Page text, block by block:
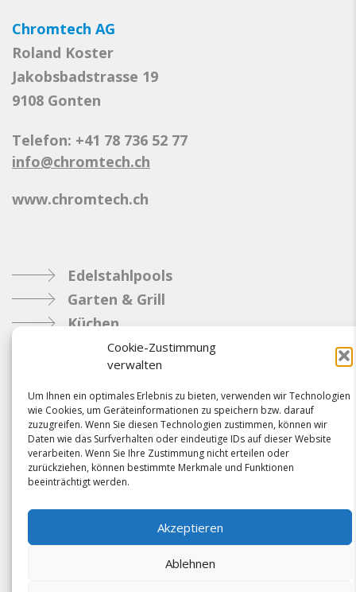
Cookie-Zustimmung
verwalten
Um Ihnen ein optimales Erlebnis zu bieten, verwenden wir Technologien
wie Cookies, um Geräteinformationen zu speichern bzw. darauf
zuzugreifen. Wenn Sie diesen Technologien zustimmen, können wir
Daten wie das Surfverhalten oder eindeutige IDs auf dieser Website
verarbeiten. Wenn Sie Ihre Zustimmung nicht erteilen oder
zurückziehen, können bestimmte Merkmale und Funktionen
beeinträchtigt werden.
Akzeptieren
Ablehnen
Chromtech AG
Roland Koster
Jakobsbadstrasse 19
9108 Gonten
Telefon: +41 78 736 52 77
info@chromtech.ch
www.chromtech.ch
Edelstahlpools
Garten & Grill
Küchen
Metallbau
Industrie
Referenzen
News
Samacostyle.ch
Impressum
Kontakt
AGBs & Verbindlichkeiten